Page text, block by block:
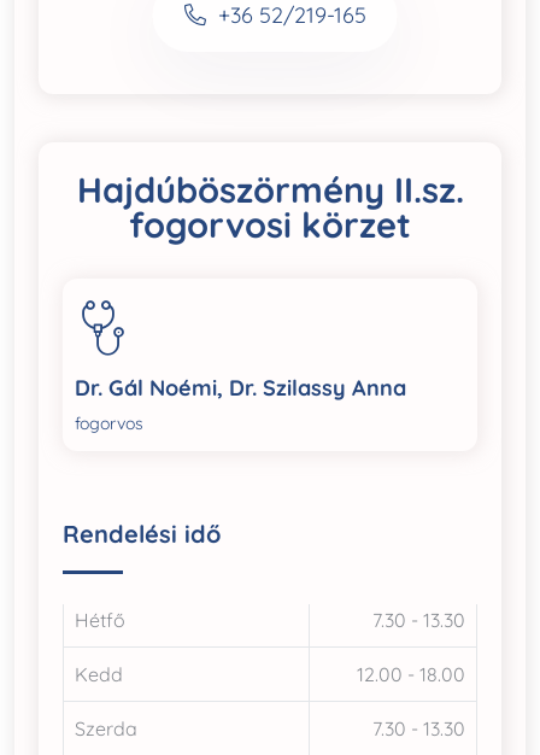
+36 52/219-165
Hajdúböszörmény II.sz.
fogorvosi körzet
Dr. Gál Noémi, Dr. Szilassy Anna
fogorvos
Rendelési idő
Hétfő 7.30 - 13.30
Kedd 12.00 - 18.00
Szerda 7.30 - 13.30